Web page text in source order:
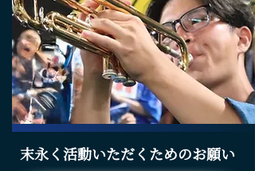
末永く活動いただくためのお願い